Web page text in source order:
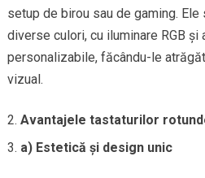
setup de birou sau de gaming.
diverse culori, cu iluminare RGB
personalizabile, făcându-le
vizual.
Avantajele tastaturilor
a) Estetică și design unic